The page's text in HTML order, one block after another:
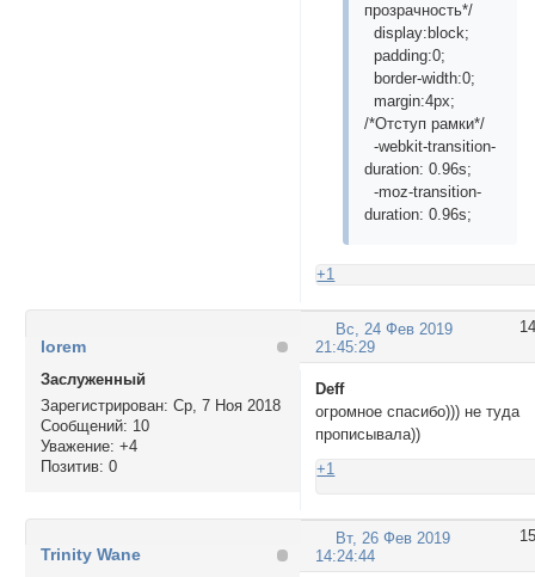
прозрачность*/
display:block;
padding:0;
border-width:0;
margin:4px;
/*Отступ рамки*/
-webkit-transition-
duration: 0.96s;
-moz-transition-
duration: 0.96s;
+1
14
Вс, 24 Фев 2019
21:45:29
lorem
Заслуженный
Зарегистрирован: Ср, 7 Ноя 2018
Сообщений: 10
Уважение: +4
Позитив: 0
Deff
огромное спасибо))) не туда
прописывала))
+1
15
Вт, 26 Фев 2019
14:24:44
Trinity Wane